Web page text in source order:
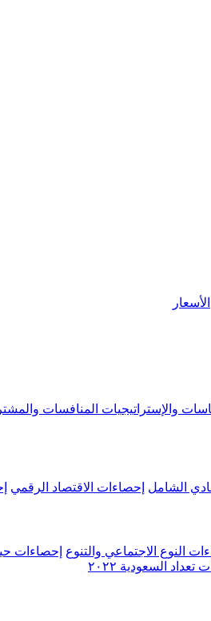
الأسعار
والإستراتيجيات المنافسات
الشامل إحصاءات الاقتصاد الرقمي
النوع الاجتماعي والتنوع إحصاءات
تعداد السعودية ٢٠٢٢